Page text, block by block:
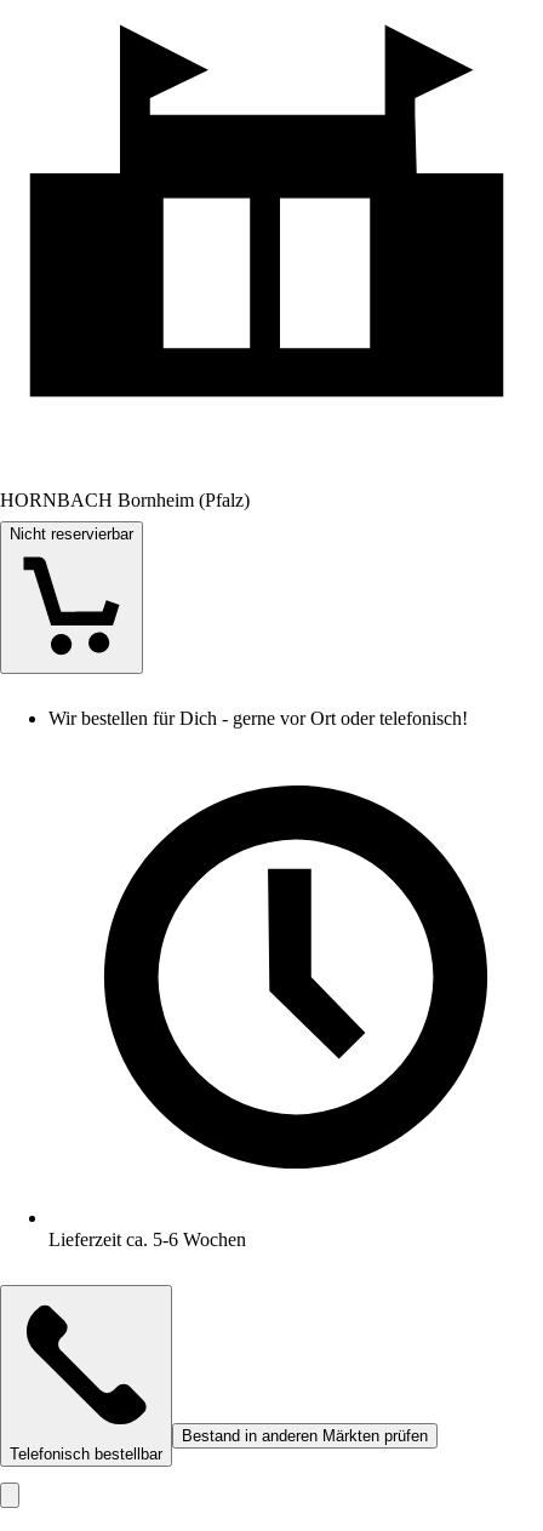
HORNBACH Bornheim (Pfalz)
Nicht reservierbar
Wir bestellen für Dich - gerne vor Ort oder telefonisch!
Lieferzeit ca. 5-6 Wochen
Telefonisch bestellbar
Bestand in anderen Märkten prüfen